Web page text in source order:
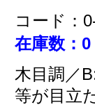
コード：
在庫数：0
木目調／
等が目立